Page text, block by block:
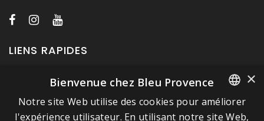
LIENS RAPIDES
A propos de Bleu Provence
Mentions légales
FRENCH
×
Bienvenue chez Bleu Provence
Notre site Web utilise des cookies pour améliorer
l'expérience utilisateur. En utilisant notre site Web,